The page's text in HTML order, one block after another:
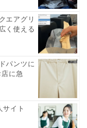
エアグリ
く使える
パンツに
に急
サイト